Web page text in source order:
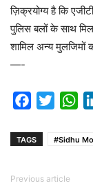
ज़िक्रयोग्य है कि
पुलिस बलों के साथ
शामिल अन्य मुलजिमों
—-
FacebookTwitter
TAGS #Sidhu
Previous article